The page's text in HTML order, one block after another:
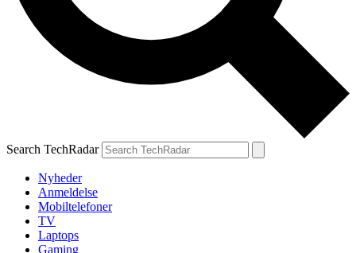
Search TechRadar
Nyheder
Anmeldelse
Mobiltelefoner
TV
Laptops
Gaming